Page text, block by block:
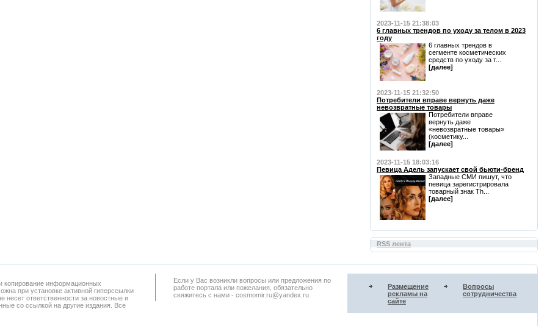
2023-11-15 21:38:03
6 главных трендов по уходу за телом в 2023
году
6 главных трендов в
сегменте косметических
средств по уходу за т...
[далее]
2023-11-15 21:32:50
Потребители вправе вернуть даже
невозвратные товары
Потребители вправе
вернуть даже
«невозвратные товары»
(косметику...
[далее]
2023-11-15 18:03:16
Певица Адель запускает свой бьюти-бренд
Западные СМИ пишут, что
певица зарегистрировала
товарный знак Th...
[далее]
RSS лента
копирование информационных
при установке активной гиперссылки
несет ответственности за новостные и
со ссылкой на другие издания. Все
Если у Вас возникли вопросы или предложения по
работe портала или пожелания, обязательно
свяжитесь с нами - cosmomir.ru@yandex.ru
Размещение
рекламы на
сайте
Вопросы
сотрудничества